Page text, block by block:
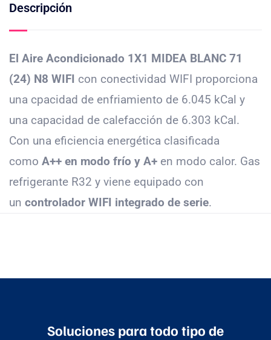
Descripción
El Aire Acondicionado 1X1 MIDEA BLANC 71
(24) N8 WIFI con conectividad WIFI proporciona
una cpacidad de enfriamiento de 6.045 kCal y
una capacidad de calefacción de 6.303 kCal.
Con una eficiencia energética clasificada
como A++ en modo frío y A+ en modo calor. Gas
refrigerante R32 y viene equipado con
un controlador WIFI integrado de serie.
Soluciones para todo tipo de